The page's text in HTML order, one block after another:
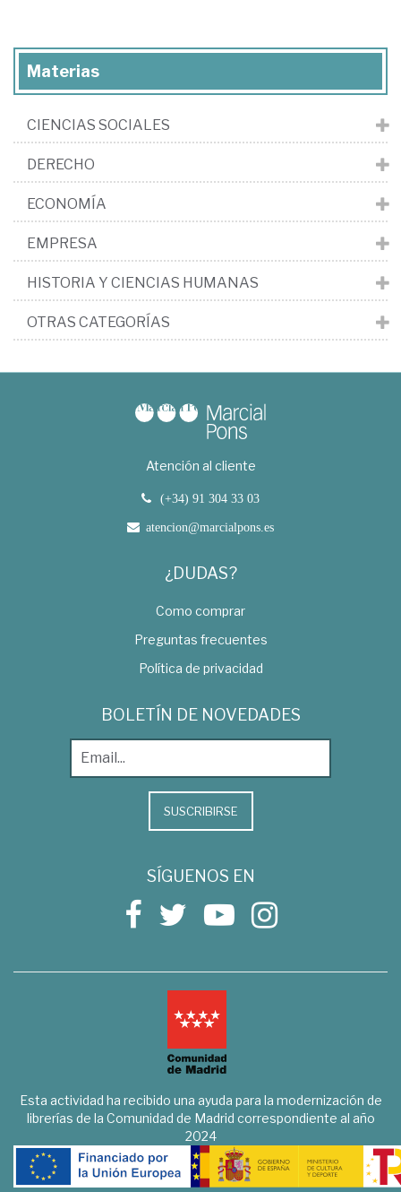
Materias
CIENCIAS SOCIALES
DERECHO
ECONOMÍA
EMPRESA
HISTORIA Y CIENCIAS HUMANAS
OTRAS CATEGORÍAS
Atención al cliente
(+34) 91 304 33 03
atencion@marcialpons.es
¿DUDAS?
Como comprar
Preguntas frecuentes
Política de privacidad
BOLETÍN DE NOVEDADES
SUSCRIBIRSE
SÍGUENOS EN
Esta actividad ha recibido una ayuda para la modernización de
librerías de la Comunidad de Madrid correspondiente al año
2024